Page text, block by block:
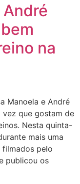
na
Manoela e André
vez que gostam de
Nesta quinta-
mais uma
filmados pelo
publicou os